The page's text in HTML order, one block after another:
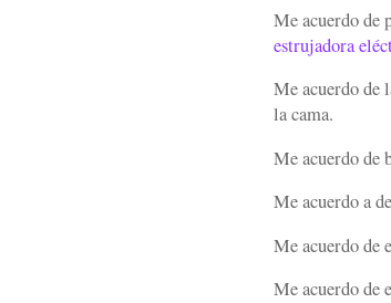
Me acuerdo de
estrujadora
Me acuerdo de
la cama.
Me acuerdo de
Me acuerdo a
Me acuerdo de
Me acuerdo de